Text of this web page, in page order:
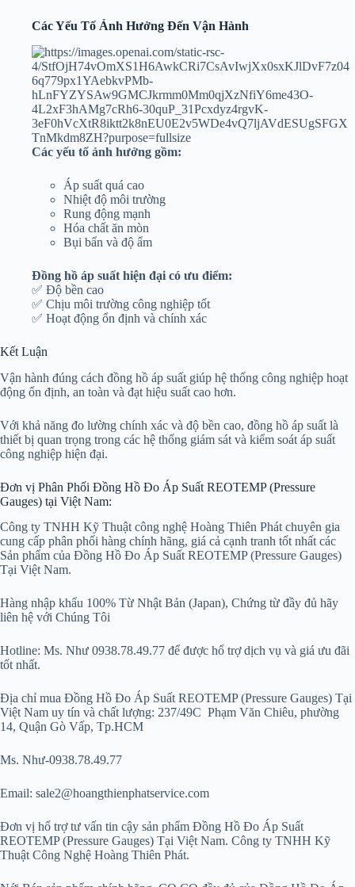
Các Yếu Tố Ảnh Hưởng Đến Vận Hành
Các yếu tố ảnh hưởng gồm:
Áp suất quá cao
Nhiệt độ môi trường
Rung động mạnh
Hóa chất ăn mòn
Bụi bẩn và độ ẩm
Đồng hồ áp suất hiện đại có ưu điểm:
✅ Độ bền cao
✅ Chịu môi trường công nghiệp tốt
✅ Hoạt động ổn định và chính xác
Kết Luận
Vận hành đúng cách đồng hồ áp suất giúp hệ thống công nghiệp hoạt
động ổn định, an toàn và đạt hiệu suất cao hơn.
Với khả năng đo lường chính xác và độ bền cao, đồng hồ áp suất là
thiết bị quan trọng trong các hệ thống giám sát và kiểm soát áp suất
công nghiệp hiện đại.
Đơn vị Phân Phối Đồng Hồ Đo Áp Suất REOTEMP (Pressure
Gauges) tại Việt Nam:
Công ty TNHH Kỹ Thuật công nghệ Hoàng Thiên Phát chuyên gia
cung cấp phân phối hàng chính hãng, giá cả cạnh tranh tốt nhất các
Sản phẩm của Đồng Hồ Đo Áp Suất REOTEMP (Pressure Gauges)
Tại Việt Nam.
Hàng nhập khẩu 100% Từ Nhật Bản (Japan), Chứng từ đầy đủ hãy
liên hệ với Chúng Tôi
Hotline: Ms. Như 0938.78.49.77 để được hổ trợ dịch vụ và giá ưu đãi
tốt nhất.
Địa chỉ mua Đồng Hồ Đo Áp Suất REOTEMP (Pressure Gauges) Tại
Việt Nam uy tín và chất lượng: 237/49C Phạm Văn Chiêu, phường
14, Quận Gò Vấp, Tp.HCM
Ms. Như-0938.78.49.77
Email: sale2@hoangthienphatservice.com
Đơn vị hổ trợ tư vấn tin cậy sản phẩm Đồng Hồ Đo Áp Suất
REOTEMP (Pressure Gauges) Tại Việt Nam. Công ty TNHH Kỹ
Thuật Công Nghệ Hoàng Thiên Phát.